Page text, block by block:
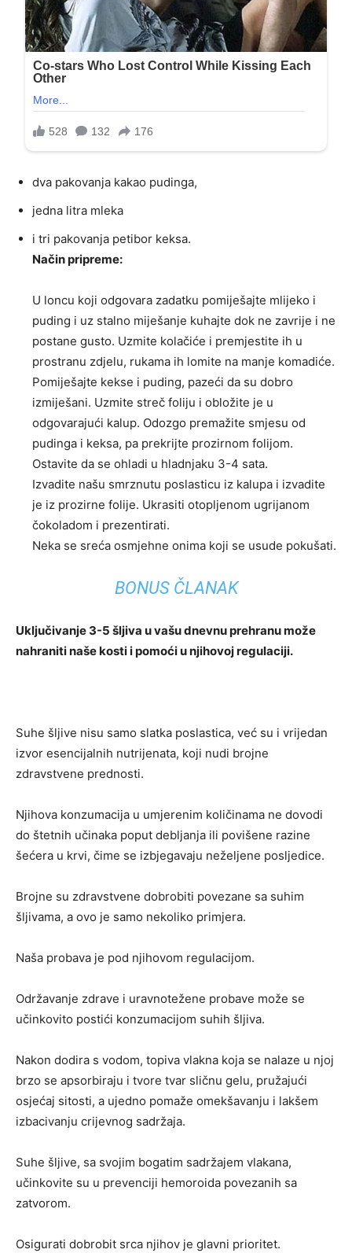
dva pakovanja kakao pudinga,
jedna litra mleka
i tri pakovanja petibor keksa.
Način pripreme:
U loncu koji odgovara zadatku pomiješajte mlijeko i
puding i uz stalno miješanje kuhajte dok ne zavrije i ne
postane gusto. Uzmite kolačiće i premjestite ih u
prostranu zdjelu, rukama ih lomite na manje komadiće.
Pomiješajte kekse i puding, pazeći da su dobro
izmiješani. Uzmite streč foliju i obložite je u
odgovarajući kalup. Odozgo premažite smjesu od
pudinga i keksa, pa prekrijte prozirnom folijom.
Ostavite da se ohladi u hladnjaku 3-4 sata.
Izvadite našu smrznutu poslasticu iz kalupa i izvadite
je iz prozirne folije. Ukrasiti otopljenom ugrijanom
čokoladom i prezentirati.
Neka se sreća osmjehne onima koji se usude pokušati.
BONUS ČLANAK
Uključivanje 3-5 šljiva u vašu dnevnu prehranu može
nahraniti naše kosti i pomoći u njihovoj regulaciji.
Suhe šljive nisu samo slatka poslastica, već su i vrijedan
izvor esencijalnih nutrijenata, koji nudi brojne
zdravstvene prednosti.
Njihova konzumacija u umjerenim količinama ne dovodi
do štetnih učinaka poput debljanja ili povišene razine
šećera u krvi, čime se izbjegavaju neželjene posljedice.
Brojne su zdravstvene dobrobiti povezane sa suhim
šljivama, a ovo je samo nekoliko primjera.
Naša probava je pod njihovom regulacijom.
Održavanje zdrave i uravnotežene probave može se
učinkovito postići konzumacijom suhih šljiva.
Nakon dodira s vodom, topiva vlakna koja se nalaze u njoj
brzo se apsorbiraju i tvore tvar sličnu gelu, pružajući
osjećaj sitosti, a ujedno pomaže omekšavanju i lakšem
izbacivanju crijevnog sadržaja.
Suhe šljive, sa svojim bogatim sadržajem vlakana,
učinkovite su u prevenciji hemoroida povezanih sa
zatvorom.
Osigurati dobrobit srca njihov je glavni prioritet.